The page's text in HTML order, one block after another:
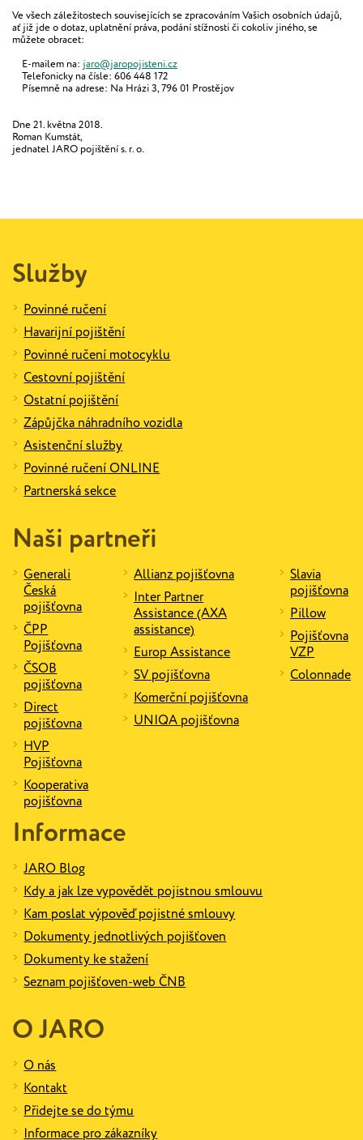
Ve všech záležitostech souvisejících se zpracováním Vašich osobních údajů,
ať již jde o dotaz, uplatnění práva, podání stížnosti či cokoliv jiného, se
můžete obracet:
E-mailem na: jaro@jaropojisteni.cz
Telefonicky na čísle: 606 448 172
Písemně na adrese: Na Hrázi 3, 796 01 Prostějov
Dne 21. května 2018.
Roman Kumstát,
jednatel JARO pojištění s. r. o.
Služby
Povinné ručení
Havarijní pojištění
Povinné ručení motocyklu
Cestovní pojištění
Ostatní pojištění
Zápůjčka náhradního vozidla
Asistenční služby
Povinné ručení ONLINE
Partnerská sekce
Naši partneři
Generali
Česká
pojišťovna
ČPP
Pojišťovna
ČSOB
pojišťovna
Direct
pojišťovna
HVP
Pojišťovna
Kooperativa
pojišťovna
Allianz pojišťovna
Inter Partner
Assistance (AXA
assistance)
Europ Assistance
SV pojišťovna
Komerční pojišťovna
UNIQA pojišťovna
Slavia
pojišťovna
Pillow
Pojišťovna
VZP
Colonnade
Informace
JARO Blog
Kdy a jak lze vypovědět pojistnou smlouvu
Kam poslat výpověď pojistné smlouvy
Dokumenty jednotlivých pojišťoven
Dokumenty ke stažení
Seznam pojišťoven-web ČNB
O JARO
O nás
Kontakt
Přidejte se do týmu
Informace pro zákazníky